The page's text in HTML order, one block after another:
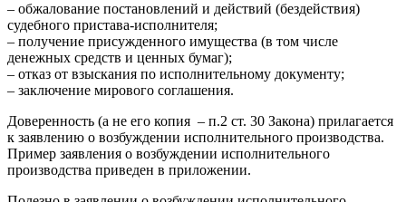
– обжалование постановлений и действий (бездействия)
судебного пристава-исполнителя;
– получение присужденного имущества (в том числе
денежных средств и ценных бумаг);
– отказ от взыскания по исполнительному документу;
– заключение мирового соглашения.
Доверенность (а не его копия – п.2 ст. 30 Закона) прилагается
к заявлению о возбуждении исполнительного производства.
Пример заявления о возбуждении исполнительного
производства приведен в приложении.